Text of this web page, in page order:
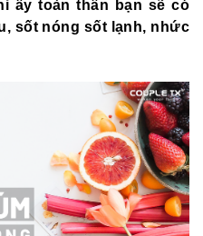
ấy toàn thân bạn sẽ có
sốt nóng sốt lạnh, nhức